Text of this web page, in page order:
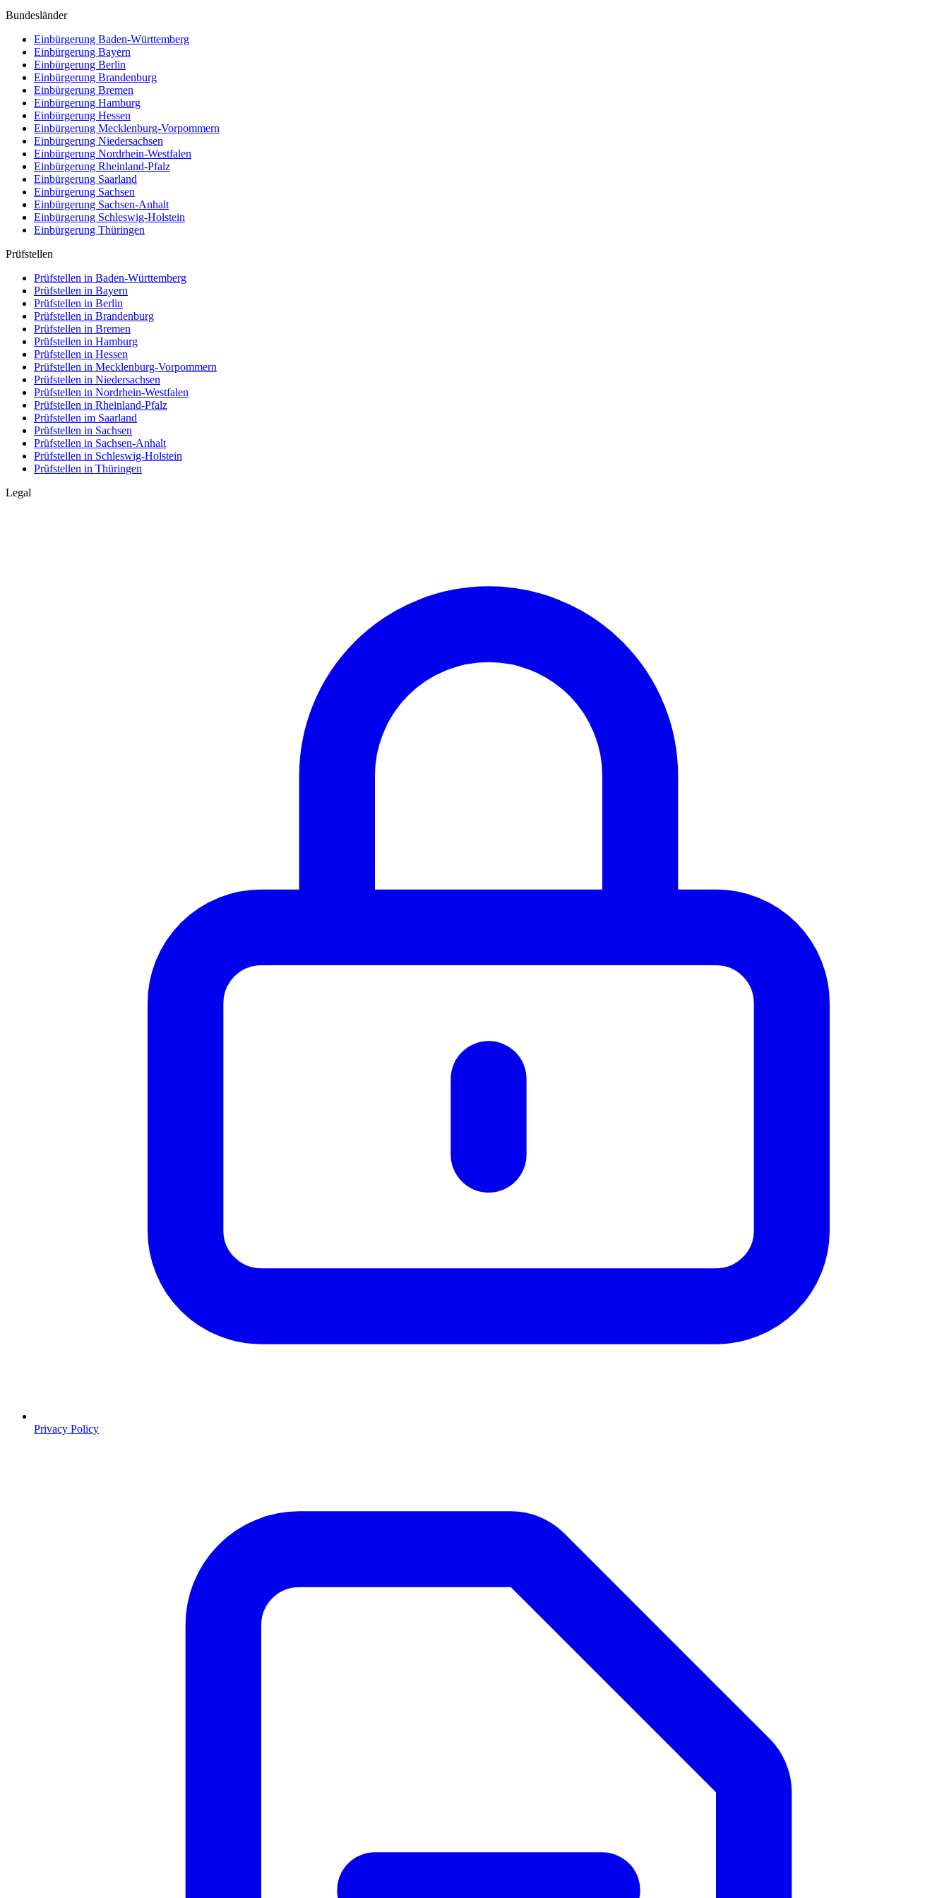
Bundesländer
Einbürgerung Baden-Württemberg
Einbürgerung Bayern
Einbürgerung Berlin
Einbürgerung Brandenburg
Einbürgerung Bremen
Einbürgerung Hamburg
Einbürgerung Hessen
Einbürgerung Mecklenburg-Vorpommern
Einbürgerung Niedersachsen
Einbürgerung Nordrhein-Westfalen
Einbürgerung Rheinland-Pfalz
Einbürgerung Saarland
Einbürgerung Sachsen
Einbürgerung Sachsen-Anhalt
Einbürgerung Schleswig-Holstein
Einbürgerung Thüringen
Prüfstellen
Prüfstellen in Baden-Württemberg
Prüfstellen in Bayern
Prüfstellen in Berlin
Prüfstellen in Brandenburg
Prüfstellen in Bremen
Prüfstellen in Hamburg
Prüfstellen in Hessen
Prüfstellen in Mecklenburg-Vorpommern
Prüfstellen in Niedersachsen
Prüfstellen in Nordrhein-Westfalen
Prüfstellen in Rheinland-Pfalz
Prüfstellen im Saarland
Prüfstellen in Sachsen
Prüfstellen in Sachsen-Anhalt
Prüfstellen in Schleswig-Holstein
Prüfstellen in Thüringen
Legal
Privacy Policy